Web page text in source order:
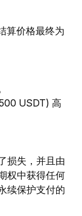
算价格最终为
USDT) 高
损失，并且由
权中获得任何
续保护支付的